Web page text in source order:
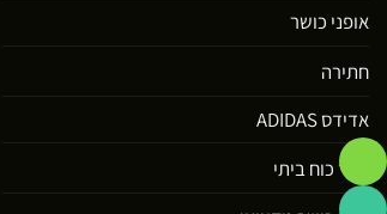
אופני כושר
חתירה
אדידס ADIDAS
ציוד כוח ביתי